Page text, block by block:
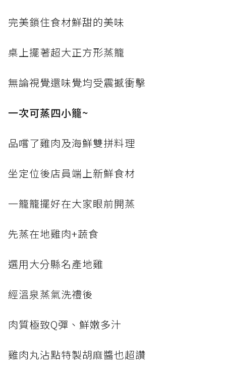
完美鎖住食材鮮甜的美味
桌上擺著超大正方形蒸籠
無論視覺還味覺均受震撼衝擊
一次可蒸四小籠~
品嚐了雞肉及海鮮雙拼料理
坐定位後店員端上新鮮食材
一籠籠擺好在大家眼前開蒸
先蒸在地雞肉+蔬食
選用大分縣名產地雞
經溫泉蒸氣洗禮後
肉質極致Q彈、鮮嫩多汁
雞肉丸沾點特製胡麻醬也超讚